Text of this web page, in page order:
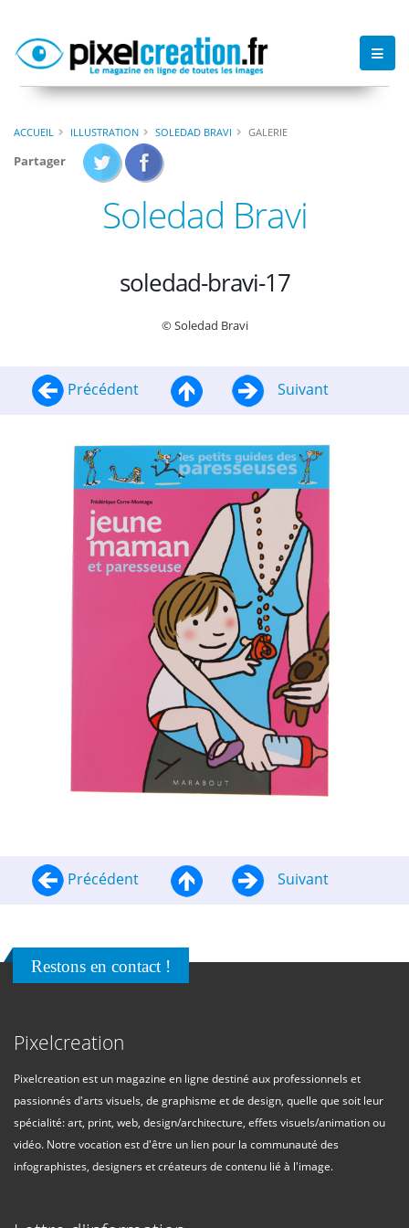
ACCUEIL ILLUSTRATION SOLEDAD BRAVI GALERIE
Partager
Soledad Bravi
soledad-bravi-17
© Soledad Bravi
Précédent Suivant
Précédent Suivant
Restons en contact !
Pixelcreation
Pixelcreation est un magazine en ligne destiné aux professionnels et
passionnés d'arts visuels, de graphisme et de design, quelle que soit leur
spécialité: art, print, web, design/architecture, effets visuels/animation ou
vidéo. Notre vocation est d'être un lien pour la communauté des
infographistes, designers et créateurs de contenu lié à l'image.